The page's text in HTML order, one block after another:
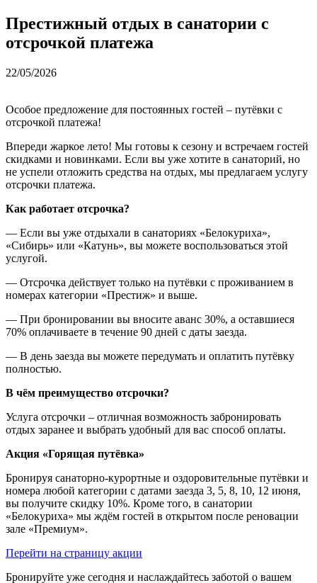
Престижный отдых в санатории с
отсрочкой платежа
22/05/2026
Особое предложение для постоянных гостей – путёвки с
отсрочкой платежа!
Впереди жаркое лето! Мы готовы к сезону и встречаем гостей
скидками и новинками. Если вы уже хотите в санаторий, но
не успели отложить средства на отдых, мы предлагаем услугу
отсрочки платежа.
Как работает отсрочка?
— Если вы уже отдыхали в санаториях «Белокуриха»,
«Сибирь» или «Катунь», вы можете воспользоваться этой
услугой.
— Отсрочка действует только на путёвки с проживанием в
номерах категории «Престиж» и выше.
— При бронировании вы вносите аванс 30%, а оставшиеся
70% оплачиваете в течение 90 дней с даты заезда.
— В день заезда вы можете передумать и оплатить путёвку
полностью.
В чём преимущество отсрочки?
Услуга отсрочки – отличная возможность забронировать
отдых заранее и выбрать удобный для вас способ оплаты.
Акция «Горящая путёвка»
Бронируя санаторно-курортные и оздоровительные путёвки и
номера любой категории с датами заезда 3, 5, 8, 10, 12 июня,
вы получите скидку 10%. Кроме того, в санатории
«Белокуриха» мы ждём гостей в открытом после реновации
зале «Премиум».
Перейти на страницу акции
Бронируйте уже сегодня и наслаждайтесь заботой о вашем